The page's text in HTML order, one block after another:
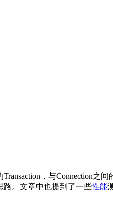
，与Connection
路。文章中也提到了一些性能